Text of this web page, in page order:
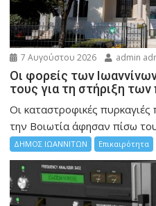
7 Αυγούστου 2026 admin
Οι φορείς των
τους για τη στήριξη
Οι καταστροφικές πυρκαγιές
την Bοιωτία άφησαν πίσω
ΔΗΜΟΣ ΙΩΑΝΝΙΤΩΝ Επικαιρότητα